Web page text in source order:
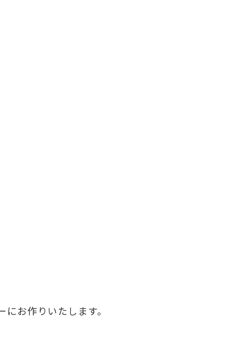
お作りいたします。